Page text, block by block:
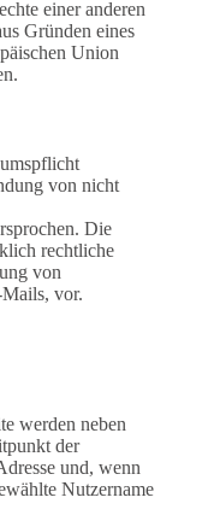
einer anderen
Gründen eines
Union
von nicht
Die
rechtliche
von
vor.
werden neben
der
und, wenn
Nutzername